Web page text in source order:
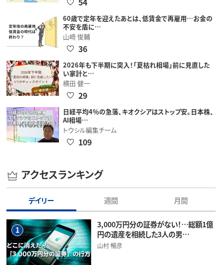
60歳で定年を迎えたあとは、低賃金で再雇用…お金の
不安を盾に…
山崎 俊輔
36
2026年も下半期に突入！「夏枯れ相場」前に見直した
い家計と…
横田 健一
29
日経平均4％の急落、キオクシアはストップ安。日本株、
AI相場…
トウシル編集チーム
109
アクセスランキング
デイリー 週間 月間
1
3,000万円分の証券がない！…総額1億
円の遺産を相続した3人の男…
山村 暢彦